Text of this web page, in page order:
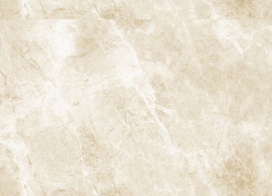
の発生率が大幅に低いことがわかっています。特に、スウェーデン
の歯科制度では、定期的な予防ケアが習慣化しており、成人から
高齢者まで幅広い層で健康な歯を維持することが可能になってい
ます。
2-2. 定期的なケアの効果
予防における定期的なケアには、歯石除去（スケーリング）や歯
面清掃（PMTC：プロフェッショナル・メカニカル・トゥース・ク
リーニング）といった処置が含まれます。これらの処置により、歯
周病や虫歯の原因となる歯垢や歯石を除去し、口腔内の健康を保
つことができます。アクセルソン博士の研究では、これらの定期的